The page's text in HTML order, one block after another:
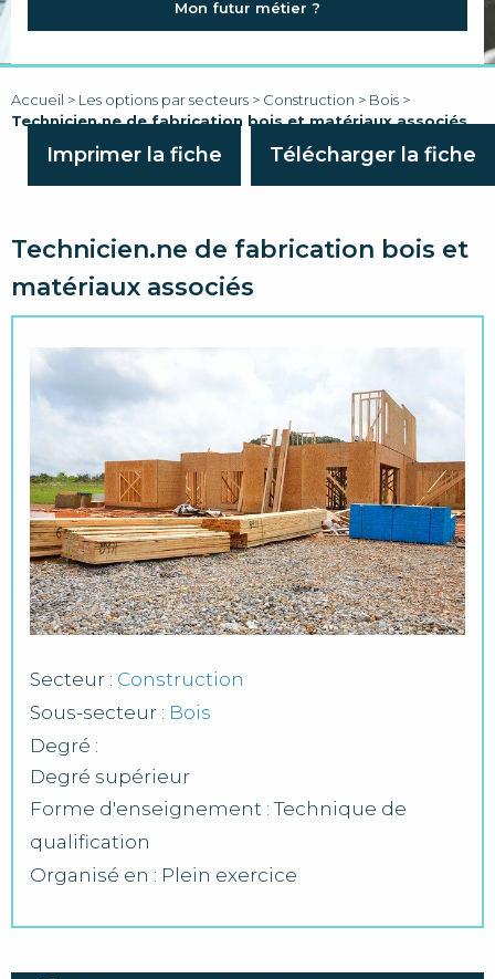
LIENS
Mon futur métier ?
Accueil > Les options par secteurs > Construction > Bois >
Technicien.ne de fabrication bois et matériaux associés
Technicien.ne de fabrication bois et
matériaux associés
Secteur : Construction
Sous-secteur : Bois
Degré :
Degré supérieur
Forme d'enseignement : Technique de
qualification
Organisé en : Plein exercice
Imprimer la fiche Télécharger la fiche